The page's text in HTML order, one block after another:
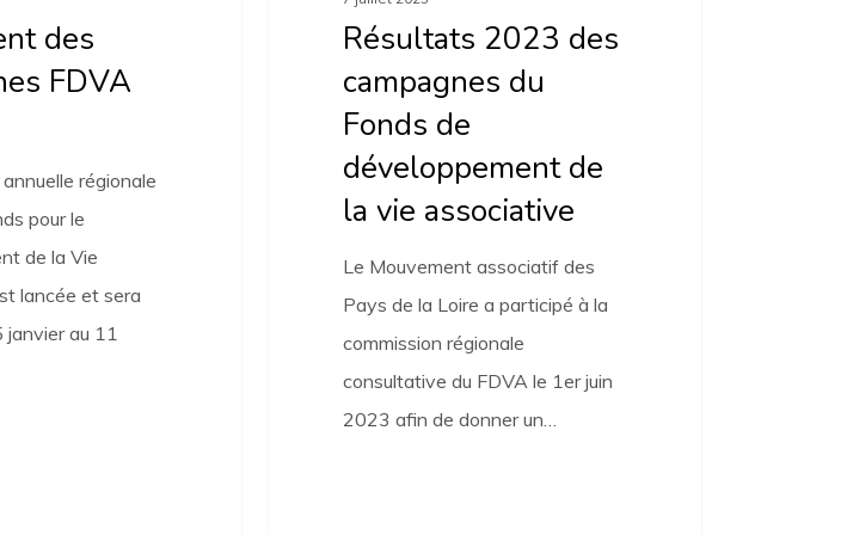
des
FDVA
régionale
pour le
de la Vie
lancée et sera
au 11
associativeRésultats 2023 des
campagnes du
Fonds de
développement de
la vie associative
Le Mouvement associatif des
Pays de la Loire a participé à la
commission régionale
consultative du FDVA le 1er juin
2023 afin de donner un…